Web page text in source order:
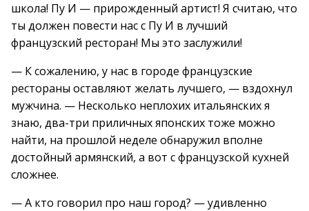
школа! Пу И — прирожденный артист! Я считаю, что
ты должен повести нас с Пу И в лучший
французский ресторан! Мы это заслужили!
— К сожалению, у нас в городе французские
рестораны оставляют желать лучшего, — вздохнул
мужчина. — Несколько неплохих итальянских я
знаю, два-три приличных японских тоже можно
найти, на прошлой неделе обнаружил вполне
достойный армянский, а вот с французской кухней
сложнее.
— А кто говорил про наш город? — удивленно